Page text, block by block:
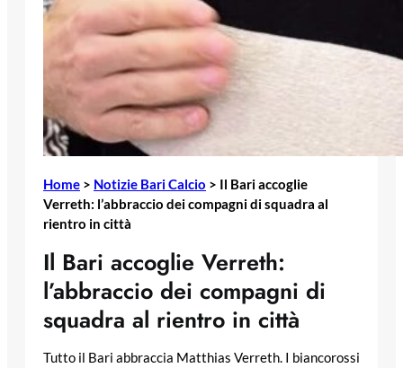
Home > Notizie Bari Calcio > Il Bari accoglie
Verreth: l’abbraccio dei compagni di squadra al
rientro in città
Il Bari accoglie Verreth:
l’abbraccio dei compagni di
squadra al rientro in città
Tutto il Bari abbraccia Matthias Verreth. I biancorossi